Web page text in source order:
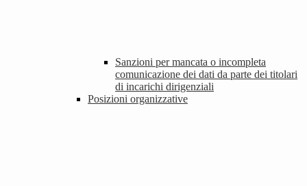
Sanzioni per mancata o incompleta
comunicazione dei dati da parte dei titolari
di incarichi dirigenziali
Posizioni organizzative